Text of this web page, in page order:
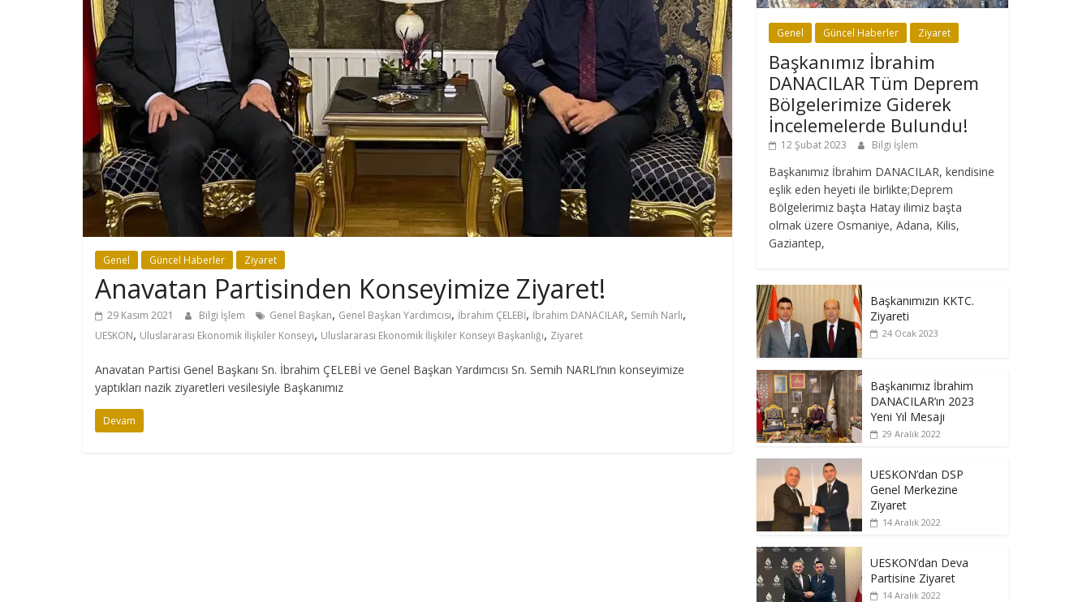
Genel Güncel Haberler Ziyaret
Anavatan Partisinden Konseyimize Ziyaret!
29 Kasım 2021 Bilgi İşlem Genel Başkan, Genel Başkan Yardımcısı, İbrahim ÇELEBİ, İbrahim DANACILAR, Semih Narlı,
UESKON, Uluslararası Ekonomik İlişkiler Konseyi, Uluslararası Ekonomik İlişkiler Konseyi Başkanlığı, Ziyaret
Anavatan Partisi Genel Başkanı Sn. İbrahim ÇELEBİ ve Genel Başkan Yardımcısı Sn. Semih NARLI’nın konseyimize
yaptıkları nazik ziyaretleri vesilesiyle Başkanımız
Devam
Genel Güncel Haberler Ziyaret
Başkanımız İbrahim
DANACILAR Tüm Deprem
Bölgelerimize Giderek
İncelemelerde Bulundu!
12 Şubat 2023 Bilgi İşlem
Başkanımız İbrahim DANACILAR, kendisine
eşlik eden heyeti ile birlikte;Deprem
Bölgelerimiz başta Hatay ilimiz başta
olmak üzere Osmaniye, Adana, Kilis,
Gaziantep,
Başkanımızın KKTC.
Ziyareti
24 Ocak 2023
Başkanımız İbrahim
DANACILAR’ın 2023
Yeni Yıl Mesajı
29 Aralık 2022
UESKON’dan DSP
Genel Merkezine
Ziyaret
14 Aralık 2022
UESKON’dan Deva
Partisine Ziyaret
14 Aralık 2022